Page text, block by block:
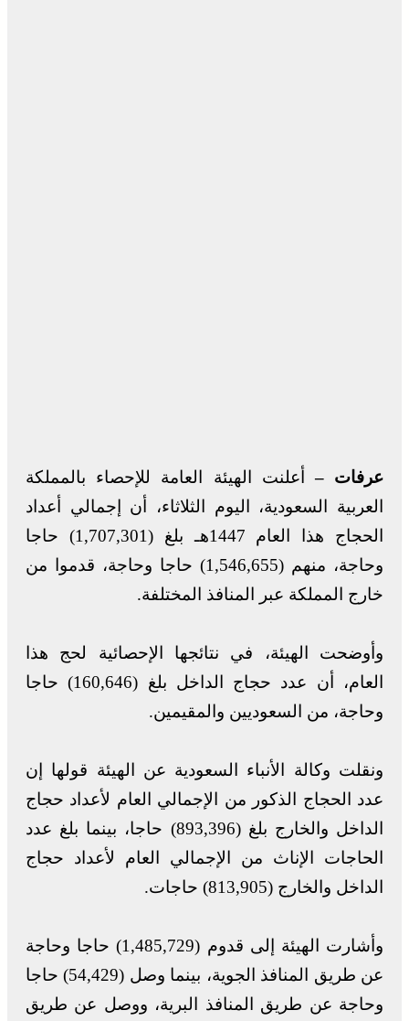
عرفات –أعلنت الهيئة العامة للإحصاء بالمملكة
العربية السعودية، اليوم الثلاثاء، أن إجمالي أعداد
الحجاج هذا العام 1447هـ بلغ (1,707,301) حاجا
وحاجة، منهم (1,546,655) حاجا وحاجة، قدموا من
خارج المملكة عبر المنافذ المختلفة.
وأوضحت الهيئة، في نتائجها الإحصائية لحج هذا
العام، أن عدد حجاج الداخل بلغ (160,646) حاجا
وحاجة، من السعوديين والمقيمين.
ونقلت وكالة الأنباء السعودية عن الهيئة قولها إن
عدد الحجاج الذكور من الإجمالي العام لأعداد حجاج
الداخل والخارج بلغ (893,396) حاجا، بينما بلغ عدد
الحاجات الإناث من الإجمالي العام لأعداد حجاج
الداخل والخارج (813,905) حاجات.
وأشارت الهيئة إلى قدوم (1,485,729) حاجا وحاجة
عن طريق المنافذ الجوية، بينما وصل (54,429) حاجا
وحاجة عن طريق المنافذ البرية، ووصل عن طريق